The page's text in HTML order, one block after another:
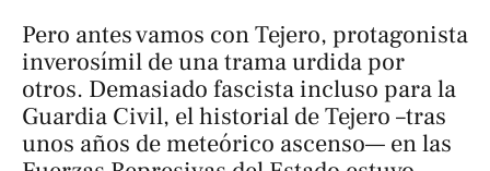
Pero antes vamos con Tejero, protagonista
inverosímil de una trama urdida por
otros. Demasiado fascista incluso para la
Guardia Civil, el historial de Tejero –tras
unos años de meteórico ascenso— en las